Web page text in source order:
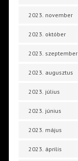
2023. november
2023. október
2023. szeptember
2023. augusztus
2023. július
2023. június
2023. május
2023. április